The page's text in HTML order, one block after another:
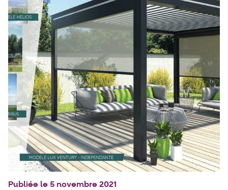
Publiée le 5 novembre 2021